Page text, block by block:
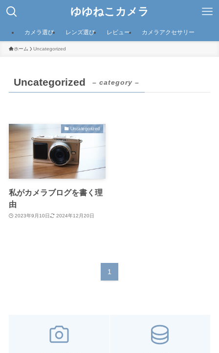
ゆゆねこカメラ
カメラ選び レンズ選び レビュー カメラアクセサリー
ホーム Uncategorized
Uncategorized – category –
Uncategorized
私がカメラブログを書く理
由
2023年9月10日 2024年12月20日
1